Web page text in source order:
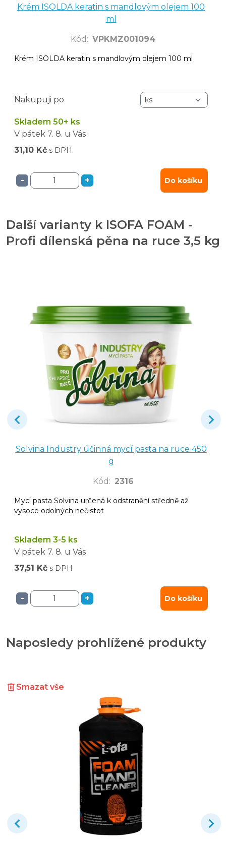
Krém ISOLDA keratin s mandlovým olejem 100
ml
Kód : VPKMZ001094
Krém ISOLDA keratin s mandlovým olejem 100 ml
Nakupuji po
Skladem 50+ ks
V pátek 7. 8. u Vás
31,10 Kč s DPH
- + Do košíku
Další varianty k ISOFA FOAM -
Profi dílenská pěna na ruce 3,5 kg
Solvina Industry účinná mycí pasta na ruce 450
g
Kód : 2316
Mycí pasta Solvina určená k odstranění středně až
vysoce odolných nečistot
Skladem 3-5 ks
V pátek 7. 8. u Vás
37,51 Kč s DPH
- + Do košíku
Naposledy prohlížené produkty
Smazat vše